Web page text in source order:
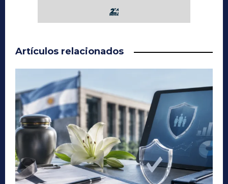
Artículos relacionados